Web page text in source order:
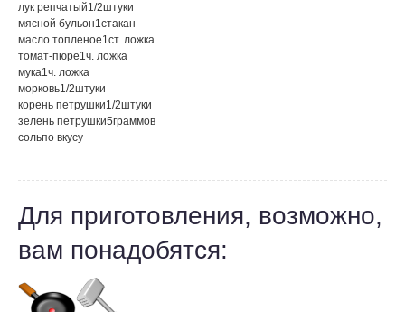
лук репчатый1/2штуки
мясной бульон1стакан
масло топленое1ст. ложка
томат-пюре1ч. ложка
мука1ч. ложка
морковь1/2штуки
корень петрушки1/2штуки
зелень петрушки5граммов
сольпо вкусу
Для приготовления, возможно,
вам понадобятся: